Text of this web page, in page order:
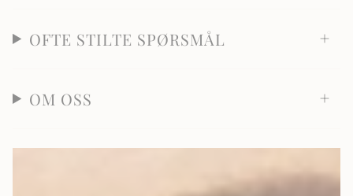
OFTE STILTE SPØRSMÅL
OM OSS